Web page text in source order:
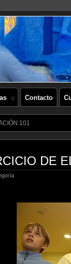
Contacto
101
DE